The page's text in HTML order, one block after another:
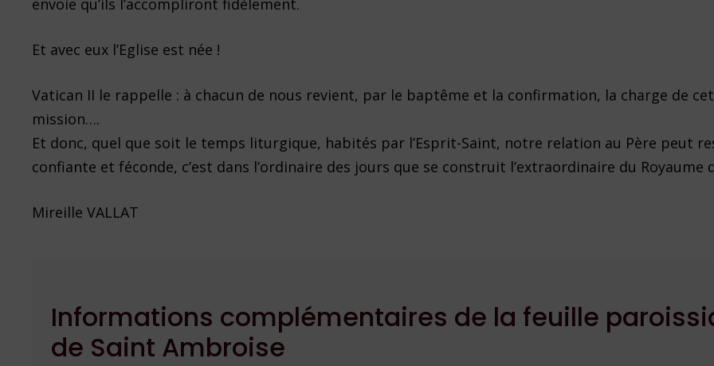
envoie qu’ils l’accompliront fidèlement.
Et avec eux l’Eglise est née !
Vatican II le rappelle : à chacun de nous revient, par le baptême et la confirmation, la charge de
mission….
Et donc, quel que soit le temps liturgique, habités par l’Esprit-Saint, notre relation au Père peut
confiante et féconde, c’est dans l’ordinaire des jours que se construit l’extraordinaire du Royaume
Mireille VALLAT
Informations complémentaires de la feuille
de Saint Ambroise